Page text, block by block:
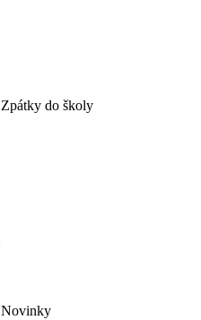
Zpátky do školy
Novinky